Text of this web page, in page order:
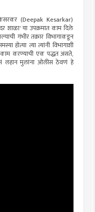
केसरकर (Deepak Kesarkar)
शाळा' या उपक्रमात काम दिले
गंभीर तक्रार विभागाकडून
होत्या त्या त्यांनी विभागाशी
काम करण्याची एक पद्धत असते,
लहान मुलांना ओलीस ठेवणं हे